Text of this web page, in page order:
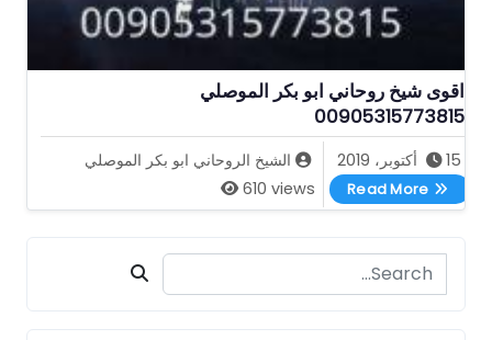
اقوى شيخ روحاني ابو بكر الموصلي
00905315773815
15 أكتوبر، 2019
الشيخ الروحاني ابو بكر الموصلي
610 views
Read More
اقوى شيخ روحاني ابو بكر الموصلي 00905315773815
Search for: